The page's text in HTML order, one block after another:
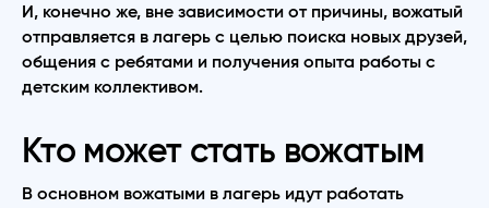
И, конечно же, вне зависимости от причины, вожатый
отправляется в лагерь с целью поиска новых друзей,
общения с ребятами и получения опыта работы с
детским коллективом.
Кто может стать вожатым
В основном вожатыми в лагерь идут работать